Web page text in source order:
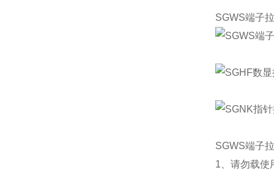
SGWS端子
SGWS端子
1、请勿载使